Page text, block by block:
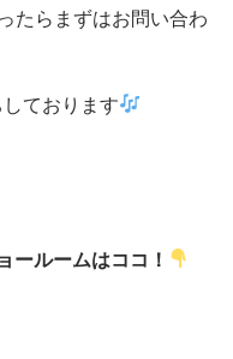
たらまずはお問い合わ
ております
ールームはココ！